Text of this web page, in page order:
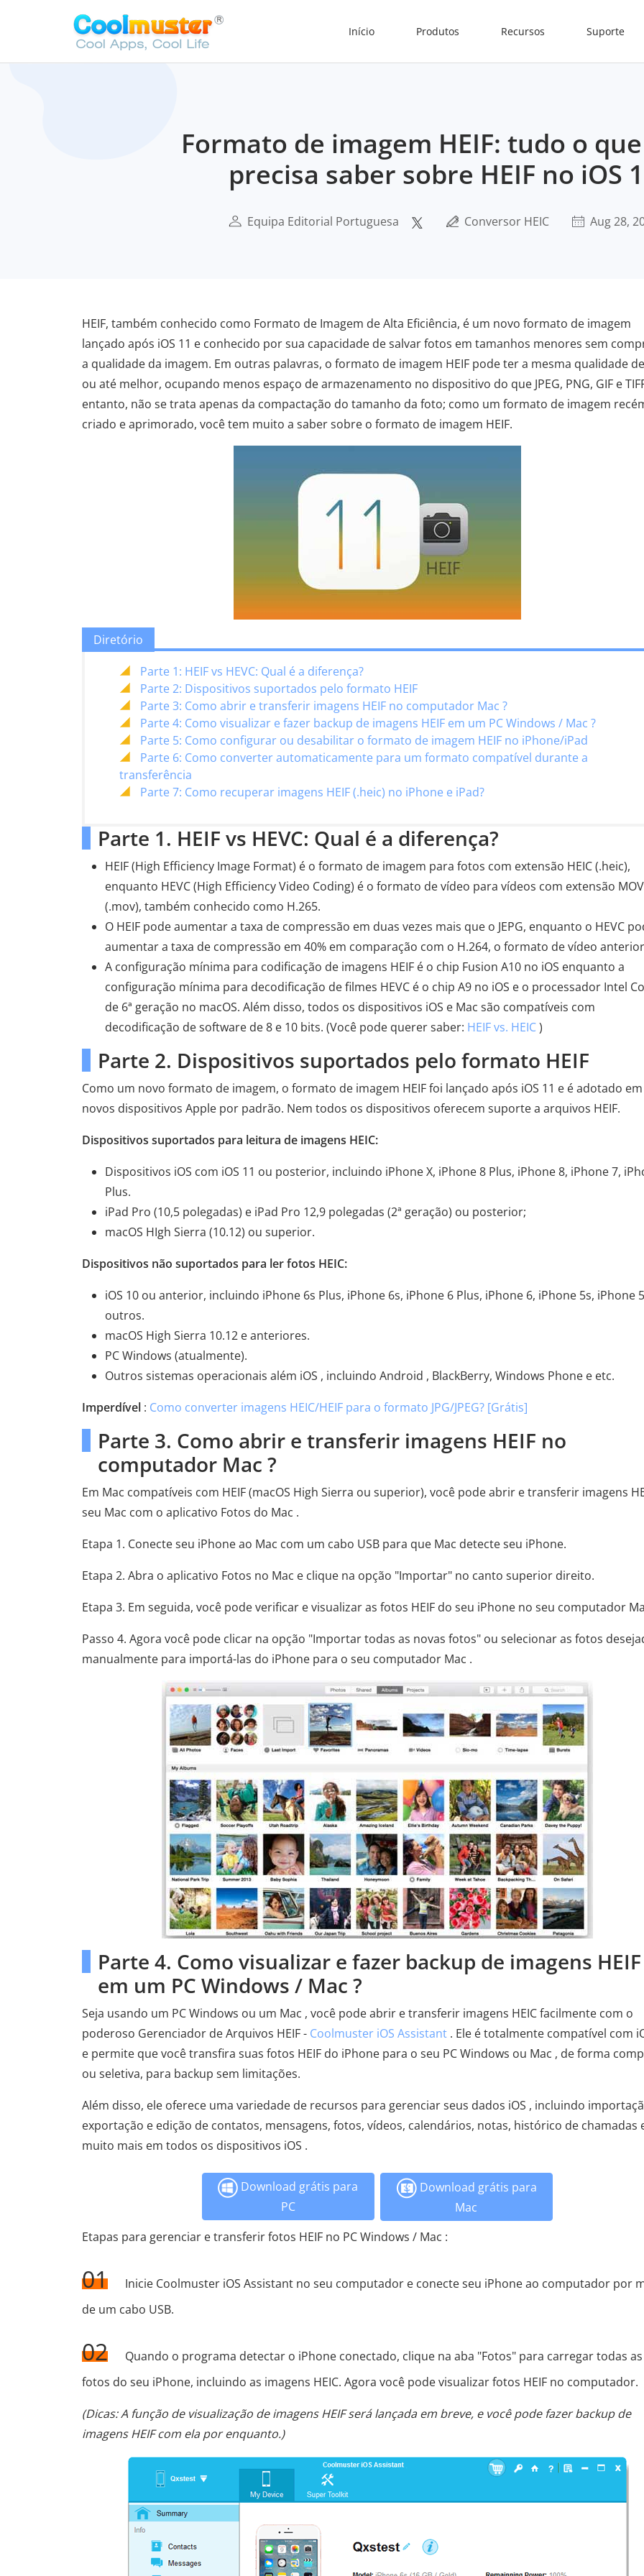
Início Produtos Recursos Suporte
Formato de imagem HEIF: tudo o
precisa saber sobre HEIF no iOS
Equipa Editorial Portuguesa Conversor HEIC Aug 28,
HEIF, também conhecido como Formato de Imagem de Alta Eficiência, é um novo formato de imagem
lançado após iOS 11 e conhecido por sua capacidade de salvar fotos em tamanhos menores sem
a qualidade da imagem. Em outras palavras, o formato de imagem HEIF pode ter a mesma qualidade
ou até melhor, ocupando menos espaço de armazenamento no dispositivo do que JPEG, PNG, GIF e
entanto, não se trata apenas da compactação do tamanho da foto; como um formato de imagem
criado e aprimorado, você tem muito a saber sobre o formato de imagem HEIF.
Diretório
Parte 1: HEIF vs HEVC: Qual é a diferença?
Parte 2: Dispositivos suportados pelo formato HEIF
Parte 3: Como abrir e transferir imagens HEIF no computador Mac ?
Parte 4: Como visualizar e fazer backup de imagens HEIF em um PC Windows / Mac ?
Parte 5: Como configurar ou desabilitar o formato de imagem HEIF no iPhone/iPad
Parte 6: Como converter automaticamente para um formato compatível durante a
transferência
Parte 7: Como recuperar imagens HEIF (.heic) no iPhone e iPad?
Parte 1. HEIF vs HEVC: Qual é a diferença?
HEIF (High Efficiency Image Format) é o formato de imagem para fotos com extensão HEIC (.heic),
enquanto HEVC (High Efficiency Video Coding) é o formato de vídeo para vídeos com extensão MOV
(.mov), também conhecido como H.265.
O HEIF pode aumentar a taxa de compressão em duas vezes mais que o JEPG, enquanto o HEVC
aumentar a taxa de compressão em 40% em comparação com o H.264, o formato de vídeo
A configuração mínima para codificação de imagens HEIF é o chip Fusion A10 no iOS enquanto a
configuração mínima para decodificação de filmes HEVC é o chip A9 no iOS e o processador Intel
de 6ª geração no macOS. Além disso, todos os dispositivos iOS e Mac são compatíveis com
decodificação de software de 8 e 10 bits. (Você pode querer saber: HEIF vs. HEIC)
Parte 2. Dispositivos suportados pelo formato HEIF
Como um novo formato de imagem, o formato de imagem HEIF foi lançado após iOS 11 e é adotado em
novos dispositivos Apple por padrão. Nem todos os dispositivos oferecem suporte a arquivos HEIF.
Dispositivos suportados para leitura de imagens HEIC:
Dispositivos iOS com iOS 11 ou posterior, incluindo iPhone X, iPhone 8 Plus, iPhone 8, iPhone 7,
Plus.
iPad Pro (10,5 polegadas) e iPad Pro 12,9 polegadas (2ª geração) ou posterior;
macOS HIgh Sierra (10.12) ou superior.
Dispositivos não suportados para ler fotos HEIC:
iOS 10 ou anterior, incluindo iPhone 6s Plus, iPhone 6s, iPhone 6 Plus, iPhone 6, iPhone 5s, iPhone
outros.
macOS High Sierra 10.12 e anteriores.
PC Windows (atualmente).
Outros sistemas operacionais além iOS , incluindo Android , BlackBerry, Windows Phone e etc.
Imperdível : Como converter imagens HEIC/HEIF para o formato JPG/JPEG? [Grátis]
Parte 3. Como abrir e transferir imagens HEIF no
computador Mac ?
Em Mac compatíveis com HEIF (macOS High Sierra ou superior), você pode abrir e transferir imagens
seu Mac com o aplicativo Fotos do Mac .
Etapa 1. Conecte seu iPhone ao Mac com um cabo USB para que Mac detecte seu iPhone.
Etapa 2. Abra o aplicativo Fotos no Mac e clique na opção "Importar" no canto superior direito.
Etapa 3. Em seguida, você pode verificar e visualizar as fotos HEIF do seu iPhone no seu computador
Passo 4. Agora você pode clicar na opção "Importar todas as novas fotos" ou selecionar as fotos
manualmente para importá-las do iPhone para o seu computador Mac .
Parte 4. Como visualizar e fazer backup de imagens HEIF
em um PC Windows / Mac ?
Seja usando um PC Windows ou um Mac , você pode abrir e transferir imagens HEIC facilmente com o
poderoso Gerenciador de Arquivos HEIF - Coolmuster iOS Assistant . Ele é totalmente compatível com
e permite que você transfira suas fotos HEIF do iPhone para o seu PC Windows ou Mac , de forma
ou seletiva, para backup sem limitações.
Além disso, ele oferece uma variedade de recursos para gerenciar seus dados iOS , incluindo
exportação e edição de contatos, mensagens, fotos, vídeos, calendários, notas, histórico de chamadas
muito mais em todos os dispositivos iOS .
Download grátis para
PC
Download grátis para
Mac
Etapas para gerenciar e transferir fotos HEIF no PC Windows / Mac :
01
Inicie Coolmuster iOS Assistant no seu computador e conecte seu iPhone ao computador por
de um cabo USB.
02
Quando o programa detectar o iPhone conectado, clique na aba "Fotos" para carregar todas as
fotos do seu iPhone, incluindo as imagens HEIC. Agora você pode visualizar fotos HEIF no computador.
(Dicas: A função de visualização de imagens HEIF será lançada em breve, e você pode fazer backup de
imagens HEIF com ela por enquanto.)